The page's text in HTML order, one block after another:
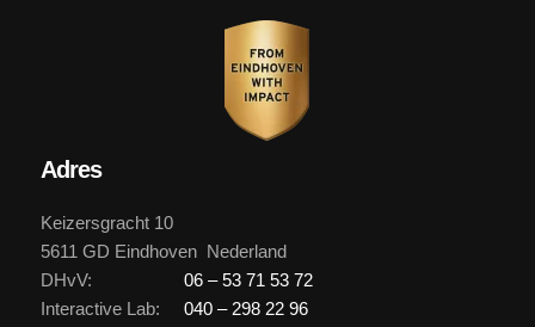
Adres
Keizersgracht 10
5611 GD Eindhoven Nederland
DHvV:
06 – 53 71 53 72
Interactive Lab:
040 – 298 22 96